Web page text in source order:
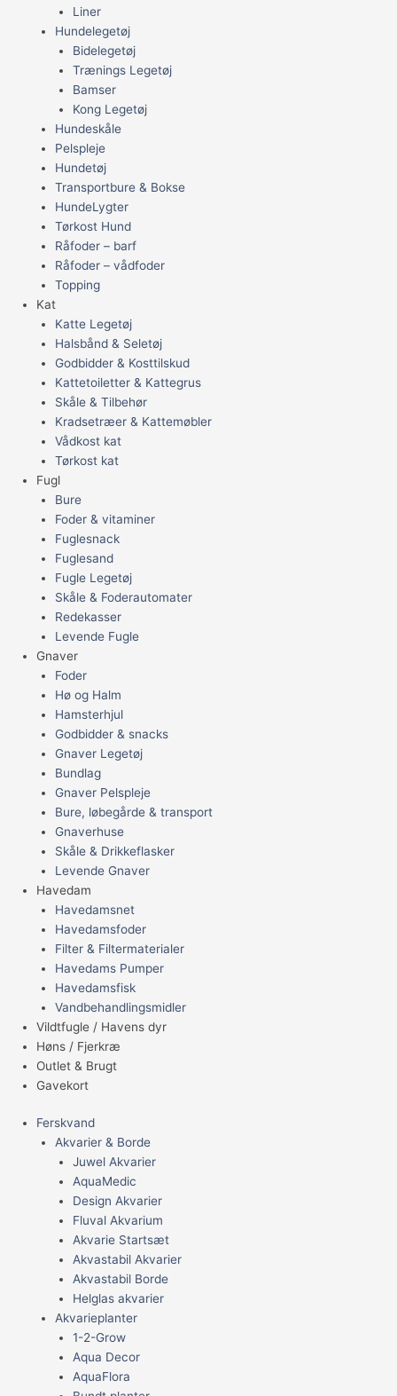
Liner
Hundelegetøj
Bidelegetøj
Trænings Legetøj
Bamser
Kong Legetøj
Hundeskåle
Pelspleje
Hundetøj
Transportbure & Bokse
HundeLygter
Tørkost Hund
Råfoder – barf
Råfoder – vådfoder
Topping
Kat
Katte Legetøj
Halsbånd & Seletøj
Godbidder & Kosttilskud
Kattetoiletter & Kattegrus
Skåle & Tilbehør
Kradsetræer & Kattemøbler
Vådkost kat
Tørkost kat
Fugl
Bure
Foder & vitaminer
Fuglesnack
Fuglesand
Fugle Legetøj
Skåle & Foderautomater
Redekasser
Levende Fugle
Gnaver
Foder
Hø og Halm
Hamsterhjul
Godbidder & snacks
Gnaver Legetøj
Bundlag
Gnaver Pelspleje
Bure, løbegårde & transport
Gnaverhuse
Skåle & Drikkeflasker
Levende Gnaver
Havedam
Havedamsnet
Havedamsfoder
Filter & Filtermaterialer
Havedams Pumper
Havedamsfisk
Vandbehandlingsmidler
Vildtfugle / Havens dyr
Høns / Fjerkræ
Outlet & Brugt
Gavekort
Ferskvand
Akvarier & Borde
Juwel Akvarier
AquaMedic
Design Akvarier
Fluval Akvarium
Akvarie Startsæt
Akvastabil Akvarier
Akvastabil Borde
Helglas akvarier
Akvarieplanter
1-2-Grow
Aqua Decor
AquaFlora